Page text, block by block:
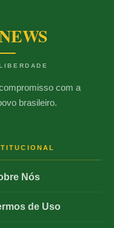
com a
brasileiro.
Nós
de Uso